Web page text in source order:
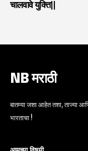
चालवावे युक्ति||
NB मराठी
बातम्या जशा आहेत तशा, ताज्या
भारताचा !